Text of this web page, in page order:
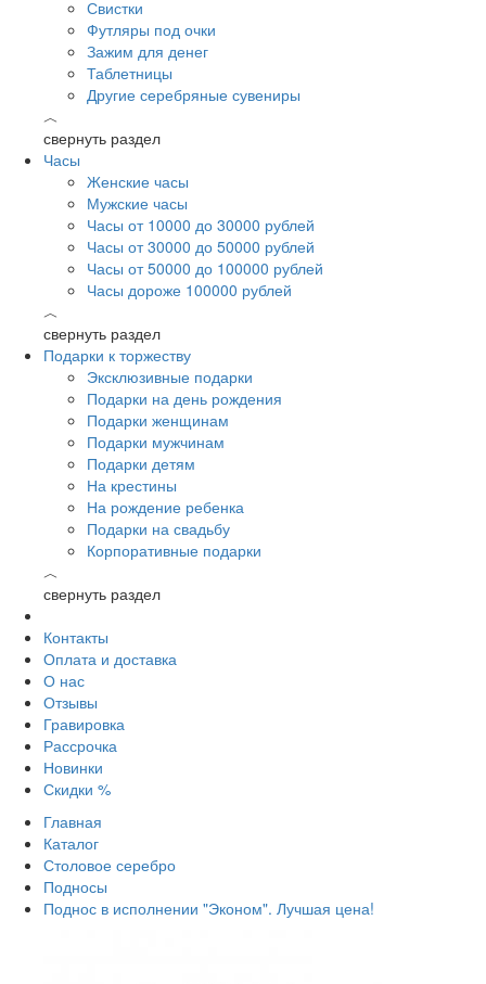
Свистки
Футляры под очки
Зажим для денег
Таблетницы
Другие серебряные сувениры
︿
свернуть раздел
Часы
Женские часы
Мужские часы
Часы от 10000 до 30000 рублей
Часы от 30000 до 50000 рублей
Часы от 50000 до 100000 рублей
Часы дороже 100000 рублей
︿
свернуть раздел
Подарки к торжеству
Эксклюзивные подарки
Подарки на день рождения
Подарки женщинам
Подарки мужчинам
Подарки детям
На крестины
На рождение ребенка
Подарки на свадьбу
Корпоративные подарки
︿
свернуть раздел
Контакты
Оплата и доставка
О нас
Отзывы
Гравировка
Рассрочка
Новинки
Скидки %
Главная
Каталог
Столовое серебро
Подносы
Поднос в исполнении "Эконом". Лучшая цена!